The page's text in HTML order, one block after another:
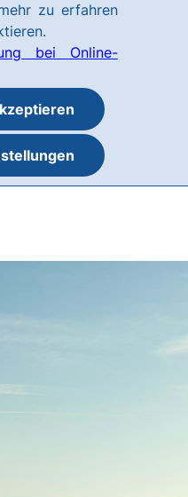
zu erfahren
bei Online-